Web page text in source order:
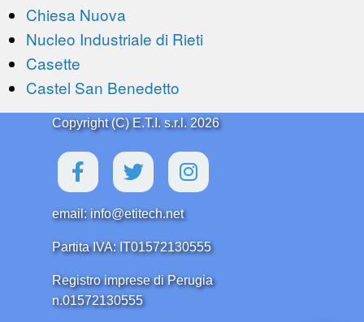
Chiesa Nuova
Nucleo Industriale di Rieti
Casette
Castel San Benedetto
Copyright (C) E.T.I. s.r.l. 2026
email: info@etitech.net
Partita IVA: IT01572130555
Registro imprese di Perugia
n.01572130555